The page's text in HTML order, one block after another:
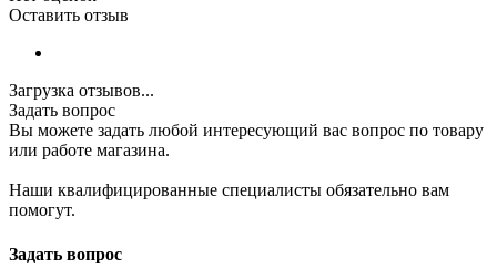
Оставить отзыв
Загрузка отзывов...
Задать вопрос
Вы можете задать любой интересующий вас вопрос по товару
или работе магазина.
Наши квалифицированные специалисты обязательно вам
помогут.
Задать вопрос